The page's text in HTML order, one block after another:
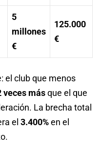
5
millones
€
125.000
€
el club que menos
veces másque el que
La brecha total
el 3.400%en el